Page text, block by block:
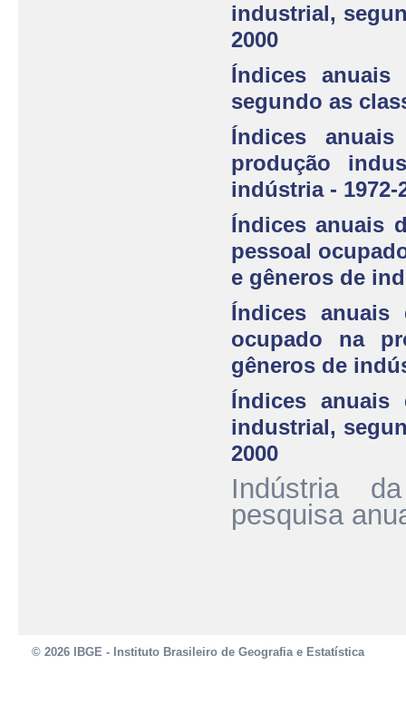
industrial,
2000
Índices
segundo as
Índices
produção
indústria - 1972-
Índices anuais
pessoal
e gêneros de
Índices
ocupado na
gêneros de
Índices
industrial,
2000
Indústria
pesquisa
© 2026 IBGE - Instituto Brasileiro de Geografia e Estatística